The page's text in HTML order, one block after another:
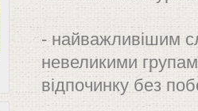
- найважливішим
невеликими
відпочинку без